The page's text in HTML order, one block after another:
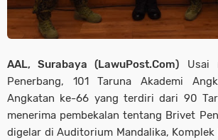
AAL, Surabaya (LawuPost.Com) Usai
Penerbang, 101 Taruna Akademi
Angkatan ke-66 yang terdiri dari 90
menerima pembekalan tentang Brivet
digelar di Auditorium Mandalika, Komplek